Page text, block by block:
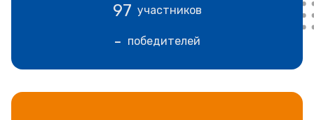
97 участников
- победителей